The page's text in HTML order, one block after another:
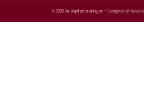
© 2026 Skuespillerforeningen – Designet afAveo